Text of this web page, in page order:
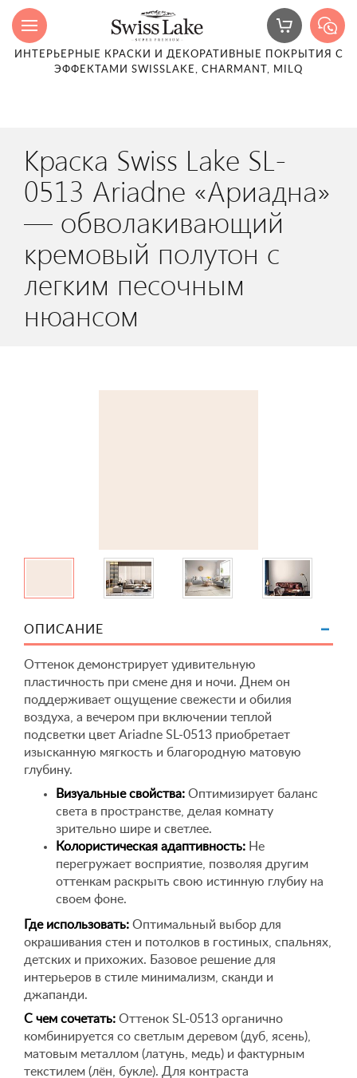
ИНТЕРЬЕРНЫЕ КРАСКИ И ДЕКОРАТИВНЫЕ ПОКРЫТИЯ С
ЭФФЕКТАМИ SWISSLAKE, CHARMANT, MILQ
Краска Swiss Lake SL-
0513 Ariadne «Ариадна»
— обволакивающий
кремовый полутон с
легким песочным
нюансом
ОПИСАНИЕ
Оттенок демонстрирует удивительную
пластичность при смене дня и ночи. Днем он
поддерживает ощущение свежести и обилия
воздуха, а вечером при включении теплой
подсветки цвет Ariadne SL-0513 приобретает
изысканную мягкость и благородную матовую
глубину.
Визуальные свойства: Оптимизирует баланс
света в пространстве, делая комнату
зрительно шире и светлее.
Колористическая адаптивность: Не
перегружает восприятие, позволяя другим
оттенкам раскрыть свою истинную глубиу на
своем фоне.
Где использовать: Оптимальный выбор для
окрашивания стен и потолков в гостиных, спальнях,
детских и прихожих. Базовое решение для
интерьеров в стиле минимализм, сканди и
джапанди.
С чем сочетать: Оттенок SL-0513 органично
комбинируется со светлым деревом (дуб, ясень),
матовым металлом (латунь, медь) и фактурным
текстилем (лён, букле). Для контраста